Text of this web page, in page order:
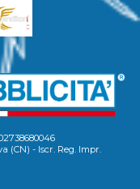
(CN) - Iscr. Reg. Impr.